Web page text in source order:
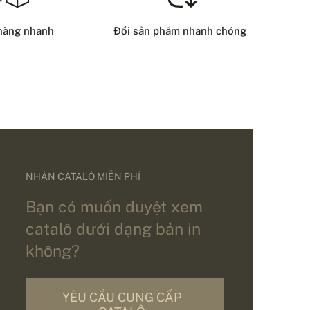
nhanh Đổi sản phẩm nhanh chóng
NHẬN CATALÔ MIỄN PHÍ
Bạn có muốn duyệt xem
catalô dưới dạng bản in
không?
YÊU CẦU CUNG CẤP